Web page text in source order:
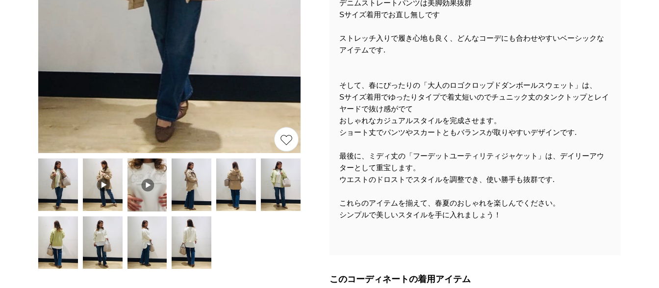
デニムストレートパンツは美脚効果抜群
Sサイズ着用でお直し無しです
ストレッチ入りで履き心地も良く、どんなコーデにも合わせやすいベーシックな
アイテムです.
そして、春にぴったりの「大人のロゴクロップドダンボールスウェット」は、
Sサイズ着用でゆったりタイプで着丈短いのでチュニック丈のタンクトップとレイ
ヤードで抜け感がでて
おしゃれなカジュアルスタイルを完成させます。
ショート丈でパンツやスカートともバランスが取りやすいデザインです.
最後に、ミディ丈の「フーデットユーティリティジャケット」は、デイリーアウ
ターとして重宝します。
ウエストのドロストでスタイルを調整でき、使い勝手も抜群です.
これらのアイテムを揃えて、春夏のおしゃれを楽しんでください。
シンプルで美しいスタイルを手に入れましょう！
このコーディネートの着用アイテム